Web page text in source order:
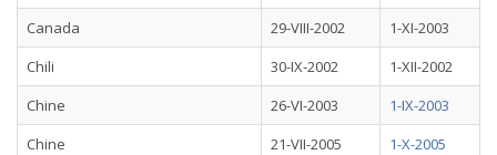
Canada
29-VIII-2002
1-XI-2003
Chili
30-IX-2002
1-XII-2002
Chine
26-VI-2003
1-IX-2003
Chine
21-VII-2005
1-X-2005